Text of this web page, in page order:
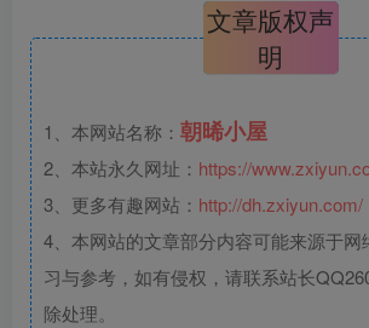
文章版权声
明
1、本网站名称： 朝晞小屋
2、本站永久网址： https://
3、更多有趣网站： http://dh.zxiyun.com/
4、本网站的文章部分内容可能来源于网
习与参考，如有侵权，请联系站长
除处理。